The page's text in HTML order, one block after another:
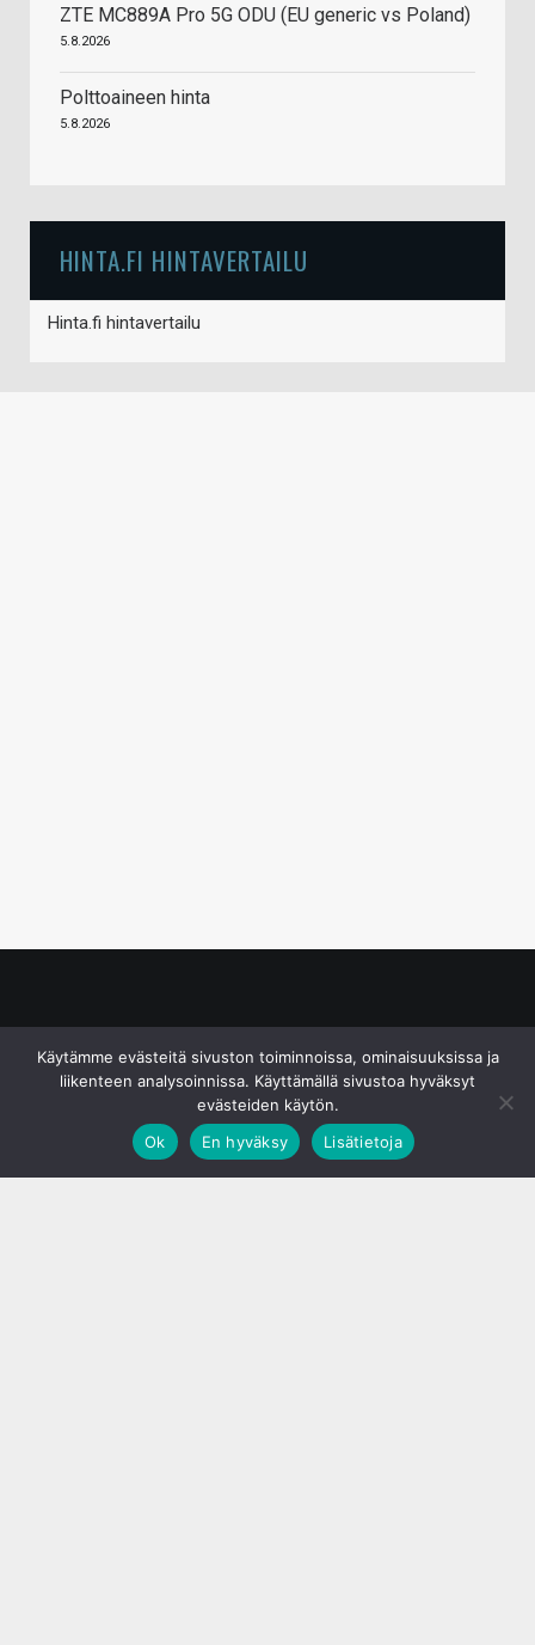
ZTE MC889A Pro 5G ODU (EU generic vs Poland)
5.8.2026
Polttoaineen hinta
5.8.2026
HINTA.FI HINTAVERTAILU
Hinta.fi hintavertailu
Käytämme evästeitä sivuston toiminnoissa, ominaisuuksissa ja
liikenteen analysoinnissa. Käyttämällä sivustoa hyväksyt
evästeiden käytön.
Ok
En hyväksy Lisätietoja